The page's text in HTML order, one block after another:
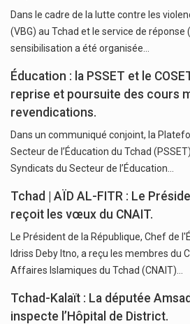
Dans le cadre de la lutte contre les
(VBG) au Tchad et le service de réponse
sensibilisation a été organisée…
Éducation : la PSSET et le
reprise et poursuite des cours
revendications.
Dans un communiqué conjoint, la
Secteur de l’Éducation du Tchad
Syndicats du Secteur de l’Éducation…
Tchad | AÏD AL-FITR : Le
reçoit les vœux du CNAIT.
Le Président de la République, Chef de
Idriss Deby Itno, a reçu les membres du
Affaires Islamiques du Tchad (CNAIT)…
Tchad-Kalaït : La députée
inspecte l’Hôpital de District.